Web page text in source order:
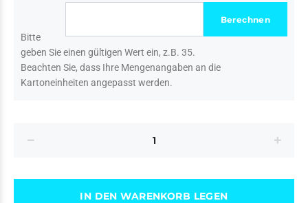
Bitte
geben Sie einen gültigen Wert ein, z.B. 35.
Beachten Sie, dass Ihre Mengenangaben an die
Kartoneinheiten angepasst werden.
IN DEN WARENKORB LEGEN